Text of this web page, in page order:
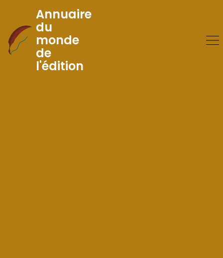
Skip
to
Content
Annuaire
du
monde
de
l'édition